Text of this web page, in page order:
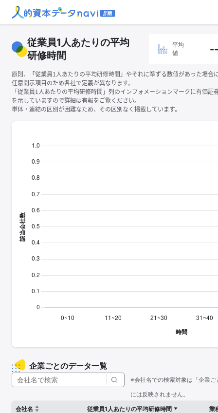
従業員1人あたりの平均
研修時間
平均
値
--
原則、「従業員1人あたりの平均研修時間」やそれに準ずる数値があった場合
任意開示項目のため各社で定義が異なります。
「従業員1人あたりの平均研修時間」列のインフォメーションマークに有価証
を示していますので詳細は有報をご覧ください。
単体・連結の区別が困難なため、その区別なく掲載しています。
企業ごとのデータ一覧
※会社名での検索対象は「企業
には反映されません。
会社名
従業員1人あたりの平均研修時間 業